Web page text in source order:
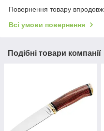
Повернення товару
Всі умови повернення
Подібні товари компанії